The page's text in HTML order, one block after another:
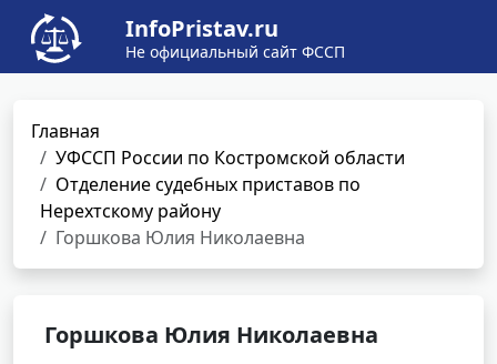
InfoPristav.ru
Не официальный сайт ФССП
Главная
УФССП России по Костромской области
Отделение судебных приставов по
Нерехтскому району
Горшкова Юлия Николаевна
Горшкова Юлия Николаевна